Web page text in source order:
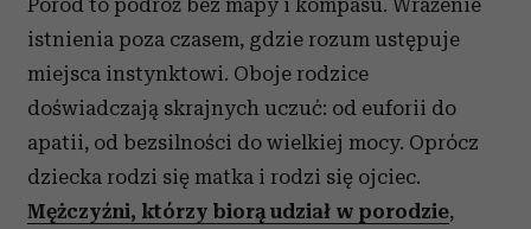
Poród to podróż bez mapy i kompasu. Wrażenie
istnienia poza czasem, gdzie rozum ustępuje
miejsca instynktowi. Oboje rodzice
doświadczają skrajnych uczuć: od euforii do
apatii, od bezsilności do wielkiej mocy. Oprócz
dziecka rodzi się matka i rodzi się ojciec.
Mężczyźni, którzy biorą udział w porodzie,